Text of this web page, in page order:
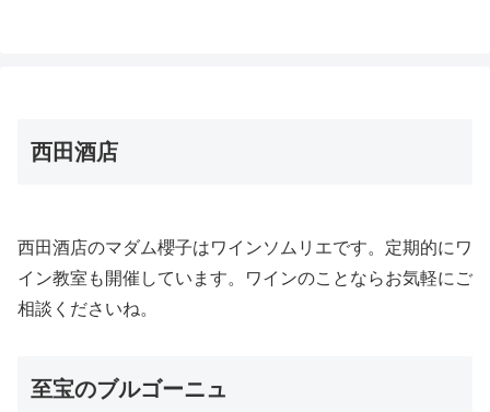
西田酒店
西田酒店のマダム櫻子はワインソムリエです。定期的にワ
イン教室も開催しています。ワインのことならお気軽にご
相談くださいね。
至宝のブルゴーニュ